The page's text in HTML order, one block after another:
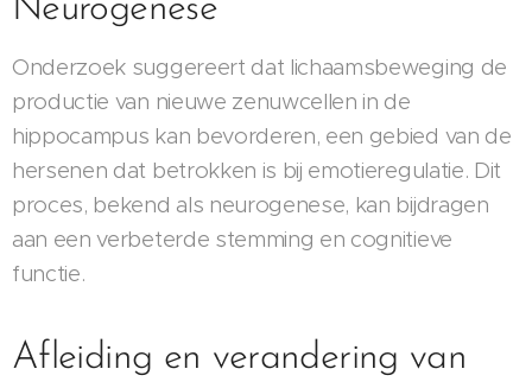
Neurogenese
Onderzoek suggereert dat lichaamsbeweging de
productie van nieuwe zenuwcellen in de
hippocampus kan bevorderen, een gebied van de
hersenen dat betrokken is bij emotieregulatie. Dit
proces, bekend als neurogenese, kan bijdragen
aan een verbeterde stemming en cognitieve
functie.
Afleiding en verandering van